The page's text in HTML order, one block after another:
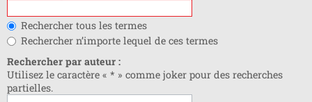
Rechercher tous les termes
Rechercher n’importe lequel de ces termes
Rechercher par auteur :
Utilisez le caractère « * » comme joker pour des recherches
partielles.